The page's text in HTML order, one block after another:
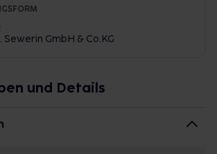
Sewerin GmbH & Co.KG
und Details